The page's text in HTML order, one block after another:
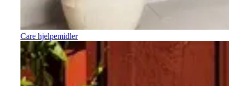
Care hjelpemidler